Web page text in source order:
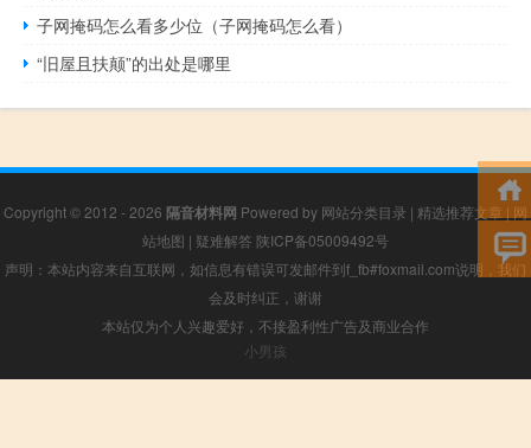
子网掩码怎么看多少位（子网掩码怎么看）
“旧屋且扶颠”的出处是哪里
Copyright © 2012 - 2026 隔音材料网 Powered by 网站分类目录 | 精选推荐文章 | 网
站地图 | 疑难解答 陕ICP备05009492号
声明：本站内容来自互联网，如信息有错误可发邮件到f_fb#foxmail.com说明，我们
会及时纠正，谢谢
本站仅为个人兴趣爱好，不接盈利性广告及商业合作
小男孩